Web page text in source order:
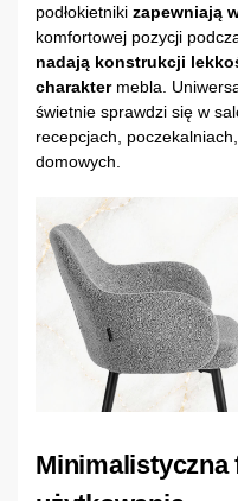
podłokietniki zapewniają
komfortowej pozycji
nadają konstrukcji
charaktermebla.
świetnie sprawdzi się w
recepcjach,
domowych.
Minimalistyczna